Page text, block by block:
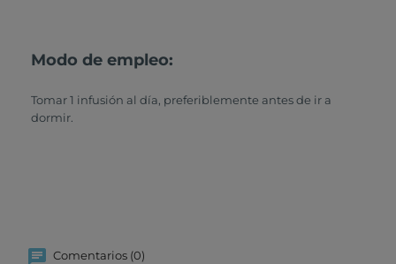
Modo de empleo:
Tomar 1 infusión al día, preferiblemente antes de ir a
dormir.
Comentarios (0)